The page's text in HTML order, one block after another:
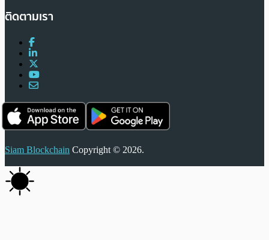
ติดตามเรา
Siam Blockchain Copyright © 2026.